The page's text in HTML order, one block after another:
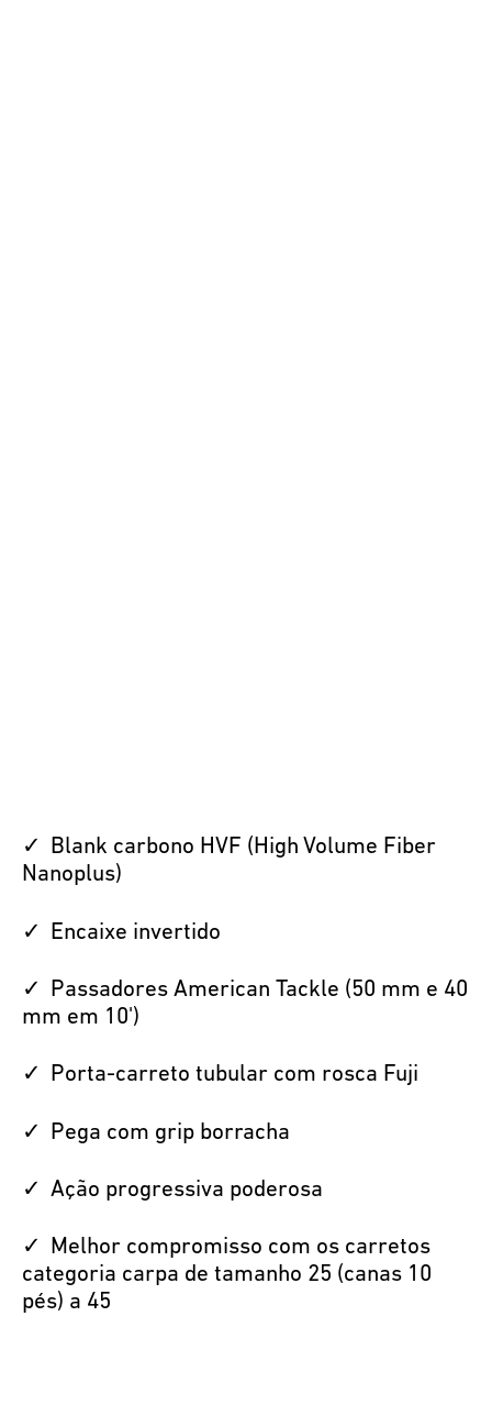
Blank carbono HVF (High Volume Fiber
Nanoplus)
Encaixe invertido
Passadores American Tackle (50 mm e 40
mm em 10')
Porta-carreto tubular com rosca Fuji
Pega com grip borracha
Ação progressiva poderosa
Melhor compromisso com os carretos
categoria carpa de tamanho 25 (canas 10
pés) a 45